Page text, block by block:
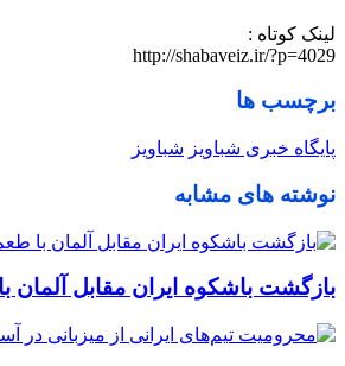
لینک کوتاه :
http://shabaveiz.ir/?p=4029
برچسب ها
پایگاه خبری شباویز شباویز
نوشته های مشابه
بازگشت باشکوه ایران مقابل آلمان